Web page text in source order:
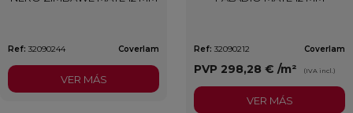
Ref: 32090244 Coverlam
VER MÁS
Ref: 32090212 Coverlam
PVP 298,28 € /m² (IVA incl.)
VER MÁS